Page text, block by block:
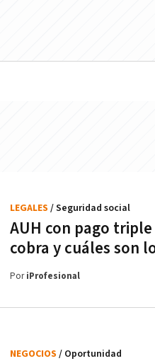
AUH con pago
cobra y cuáles son
LEGALES / Seguridad social
PoriProfesional
NEGOCIOS / Oportunidad